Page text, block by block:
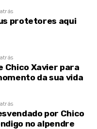
Diversos Amigos
as nossas energias
no capitulo da
necessidade de
da vida.
protetores aqui
Chico Xavier para
da sua vida
por Chico
no alpendre